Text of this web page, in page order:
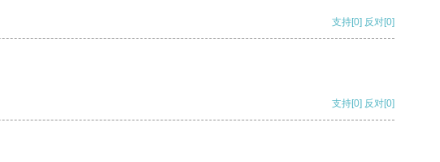
支持[0] 反对[0]
支持[0] 反对[0]